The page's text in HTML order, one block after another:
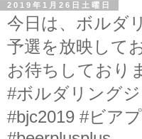
2019年1月26日土曜日
今日は、ボルダ
予選を放映して
お待ちしており
#ボルダリング
#bjc2019 #ビア